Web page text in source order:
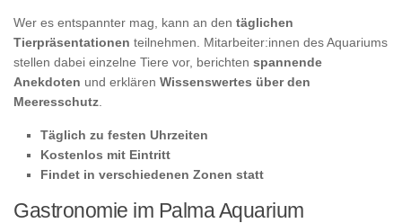
Wer es entspannter mag, kann an den täglichen
Tierpräsentationen teilnehmen. Mitarbeiter:innen des Aquariums
stellen dabei einzelne Tiere vor, berichten spannende
Anekdoten und erklären Wissenswertes über den
Meeresschutz.
Täglich zu festen Uhrzeiten
Kostenlos mit Eintritt
Findet in verschiedenen Zonen statt
Gastronomie im Palma Aquarium